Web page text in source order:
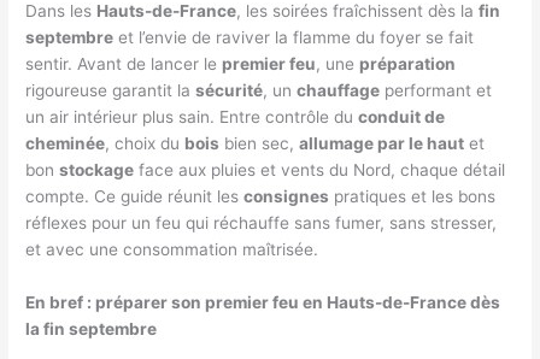
Dans les Hauts-de-France, les soirées fraîchissent dès lafin
septembre et l’envie de raviver la flamme du foyer se fait
sentir. Avant de lancer le premier feu, une préparation
rigoureuse garantit lasécurité, unchauffage performant et
un air intérieur plus sain. Entre contrôle duconduit de
cheminée, choix du bois bien sec,allumage par le haut et
bonstockage face aux pluies et vents du Nord, chaque détail
compte. Ce guide réunit lesconsignes pratiques et les bons
réflexes pour un feu qui réchauffe sans fumer, sans stresser,
et avec une consommation maîtrisée.
En bref : préparer son premier feu en Hauts-de-France dès
la fin septembre